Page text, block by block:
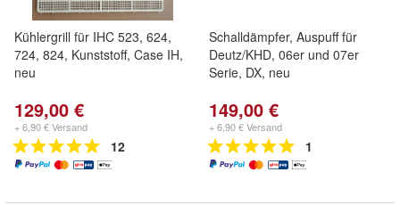
Kühlergrill für IHC 523, 624,
724, 824, Kunststoff, Case IH,
neu
129,00 €
+ 6,90 € Versand
12
Schalldämpfer, Auspuff für
Deutz/KHD, 06er und 07er
Serie, DX, neu
149,00 €
+ 6,90 € Versand
1